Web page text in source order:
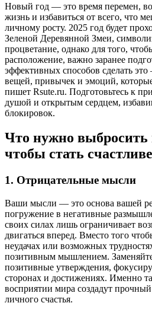
Новый год — это время перемен,
жизнь и избавиться от всего, что
личному росту. 2025 год будет
Зеленой Деревянной Змеи,
процветание, однако для того,
расположение, важно заранее
эффективных способов сделать
вещей, привычек и эмоций,
пишет Rsute.ru. Подготовьтесь к
душой и открытым сердцем,
блокировок.
Что нужно выбросить
чтобы стать
1. Отрицательные мысли
Ваши мысли — это основа вашей
погружение в негативные
своих силах лишь ограничивает
двигаться вперед. Вместо того
неудачах или возможных
позитивным мышлением.
позитивные утверждения,
сторонах и достижениях. Именно
восприятии мира создадут
личного счастья.